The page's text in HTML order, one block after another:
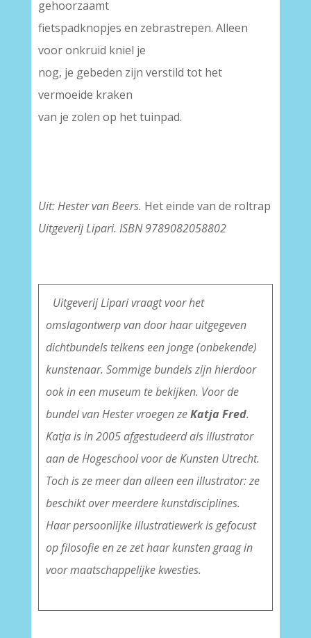
gehoorzaamt
fietspadknopjes en zebrastrepen. Alleen
voor onkruid kniel je
nog, je gebeden zijn verstild tot het
vermoeide kraken
van je zolen op het tuinpad.
Uit: Hester van Beers. Het einde van de roltrap
Uitgeverij Lipari. ISBN 9789082058802
Uitgeverij Lipari vraagt voor het
omslagontwerp van door haar uitgegeven
dichtbundels telkens een jonge (onbekende)
kunstenaar. Sommige bundels zijn hierdoor
ook in een museum te bekijken. Voor de
bundel van Hester vroegen zeKatja Fred.
Katja is in 2005 afgestudeerd als illustrator
aan de Hogeschool voor de Kunsten Utrecht.
Toch is ze meer dan alleen een illustrator: ze
beschikt over meerdere kunstdisciplines.
Haar persoonlijke illustratiewerk is gefocust
op filosofie en ze zet haar kunsten graag in
voor maatschappelijke kwesties.